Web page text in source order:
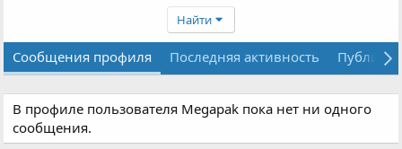
Найти
Сообщения профиля Последняя активность
В профиле пользователя Megapak пока нет ни одного
сообщения.